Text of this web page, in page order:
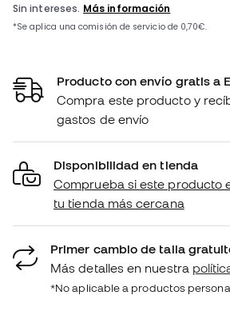
Producto con envío gratis a
Compra este producto y
gastos de envío
Disponibilidad en tienda
Comprueba si este producto
tu tienda más cercana
Primer cambio de talla
Más detalles en nuestra
*No aplicable a productos